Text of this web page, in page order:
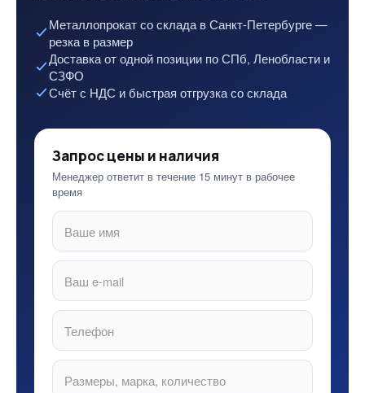
Металлопрокат со склада в Санкт-Петербурге —
резка в размер
Доставка от одной позиции по СПб, Ленобласти и
СЗФО
Счёт с НДС и быстрая отгрузка со склада
Запрос цены и наличия
Менеджер ответит в течение 15 минут в рабочее
время